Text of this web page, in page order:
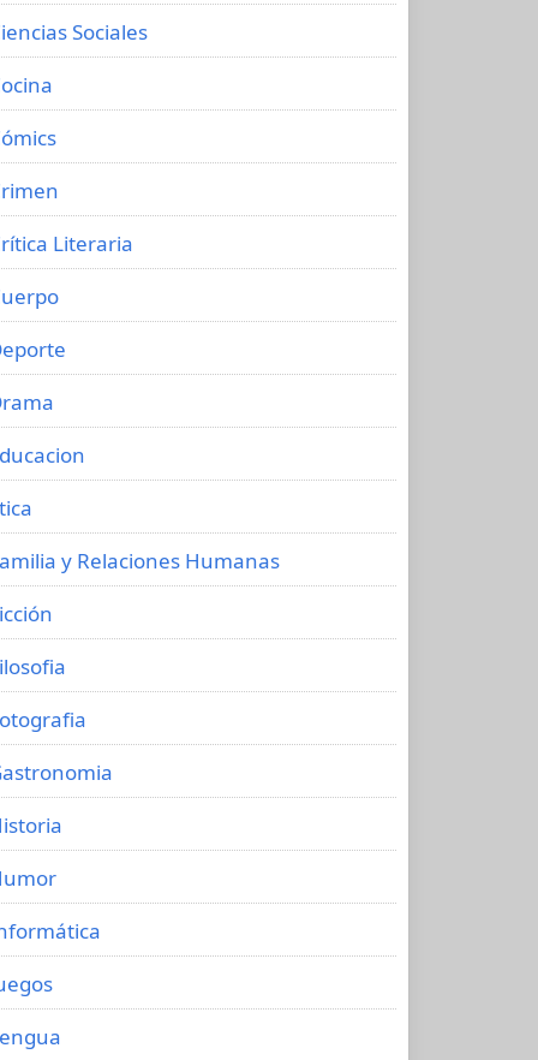
Sociales
Literaria
y Relaciones Humanas